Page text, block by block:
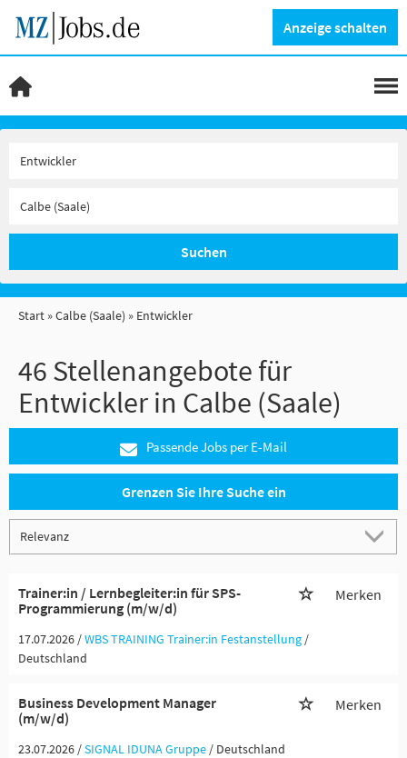
Anzeige schalten
Suchen
Start Calbe (Saale) Entwickler
46 Stellenangebote für
Entwickler in Calbe (Saale)
Passende Jobs per E-Mail
Grenzen Sie Ihre Suche ein
Trainer:in / Lernbegleiter:in für SPS-
Programmierung (m/w/d)
Merken
17.07.2026 /WBS TRAINING Trainer:in Festanstellung /
Deutschland
Business Development Manager
(m/w/d)
Merken
23.07.2026 /SIGNAL IDUNA Gruppe / Deutschland